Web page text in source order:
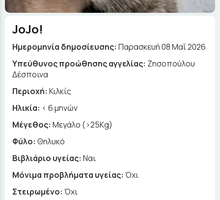
JoJo!
Ημερομηνία δημοσίευσης: Παρασκευή 08 Μαΐ 2026
Yπεύθυνος προώθησης αγγελίας: Ζησοπούλου
Δέσποινα
Περιοχή: Κιλκίς
Ηλικία: < 6 μηνών
Μέγεθος: Μεγάλο (>25Kg)
Φύλο: Θηλυκό
Βιβλιάριο υγείας: Ναι
Μόνιμα προβλήματα υγείας: Όχι
Στειρωμένο: Όχι